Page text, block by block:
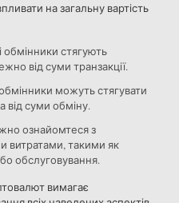
на загальну вартість
обмінники стягують
від суми транзакції.
можуть стягувати
від суми обміну.
ознайомтеся з
такими як
обслуговування.
вимагає